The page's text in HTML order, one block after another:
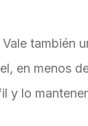
también
en menos
y lo